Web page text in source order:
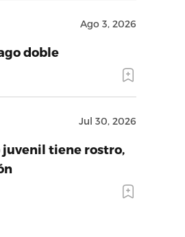
Ago 3, 2026
doble
Jul 30, 2026
tiene rostro,